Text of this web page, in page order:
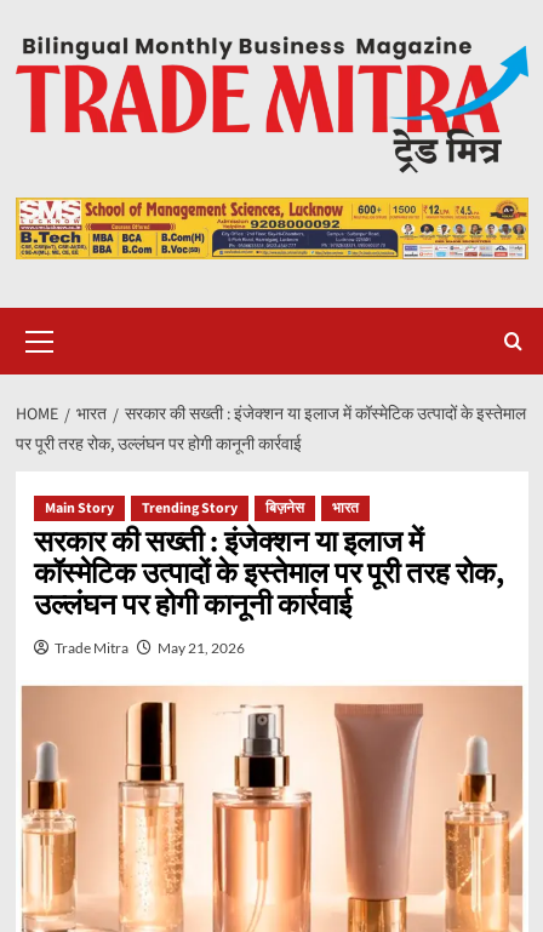
content
Menu
HOME भारत
सरकार की सख्ती : इंजेक्शन या इलाज में कॉस्मेटिक उत्पादों के इस्तेमाल
पर पूरी तरह रोक, उल्लंघन पर होगी कानूनी कार्रवाई
Main Story Trending Story बिज़नेस भारत
सरकार की सख्ती : इंजेक्शन या इलाज में
कॉस्मेटिक उत्पादों के इस्तेमाल पर पूरी तरह रोक,
उल्लंघन पर होगी कानूनी कार्रवाई
Trade Mitra May 21, 2026